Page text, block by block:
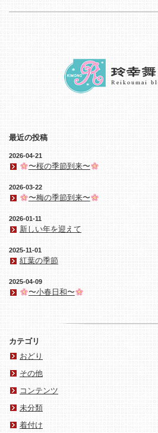
最近の投稿
2026-04-21
〜桜の季節到来〜
2026-03-22
〜梅の季節到来〜
2026-01-11
新しい年を迎えて
2025-11-01
紅葉の季節
2025-04-09
〜小春日和〜
カテゴリ
おどり
その他
コンテンツ
未分類
着付け